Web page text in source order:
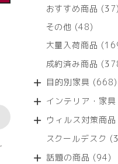
,
商
の
商
おすすめ商品 37
その他 4848
の
商
大量入荷商品
成約済み商品
目的別家具 668
インテリア・家
ウィルス対策商品
スクールデスク
話題の商品 9494